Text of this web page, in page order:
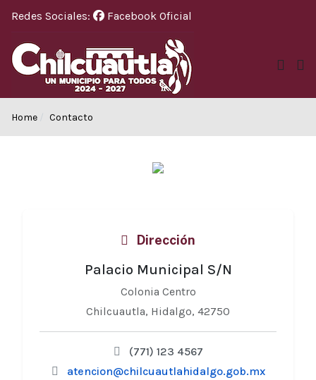
Redes Sociales: Facebook Oficial
Home Contacto
Dirección
Palacio Municipal S/N
Colonia Centro
Chilcuautla, Hidalgo, 42750
(771) 123 4567
atencion@chilcuautlahidalgo.gob.mx